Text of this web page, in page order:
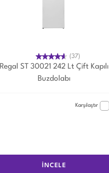
(37)
Regal ST 30021 242 Lt Çift Kapılı
Buzdolabı
Karşılaştır
İNCELE